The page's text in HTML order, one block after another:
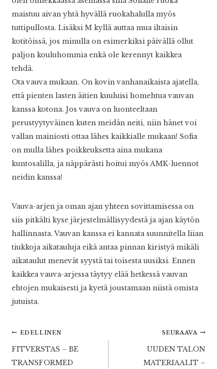
maistuu aivan yhtä hyvällä ruokahalulla myös
tuttipullosta. Lisäksi M kyllä auttaa mua iltaisin
kotitöissä, jos minulla on esimerkiksi päivällä ollut
paljon kouluhommia enkä ole kerennyt kaikkea
tehdä.
Ota vauva mukaan. On kovin vanhanaikaista ajatella,
että pienten lasten äitien kuuluisi homehtua vauvan
kanssa kotona. Jos vauva on luonteeltaan
perustyytyväinen kuten meidän neiti, niin hänet voi
vallan mainiosti ottaa lähes kaikkialle mukaan! Sofia
on mulla lähes poikkeuksetta aina mukana
kuntosalilla, ja näppärästi hoitui myös AMK-luennot
neidin kanssa!
Vauva-arjen ja oman ajan yhteen sovittamisessa on
siis pitkälti kyse järjestelmällisyydestä ja ajan käytön
hallinnasta. Vauvan kanssa ei kannata suunnitella liian
tiukkoja aikatauluja eikä antaa pinnan kiristyä mikäli
aikataulut menevät syystä tai toisesta uusiksi. Ennen
kaikkea vauva-arjessa täytyy elää hetkessä vauvan
ehtojen mukaisesti ja kyetä joustamaan niistä omista
jutuista.
Artikkelien
selaus
EDELLINEN
FITVERSTAS – BE
TRANSFORMED
SEURAAVA
UUDEN TALON
MATERIAALIT –